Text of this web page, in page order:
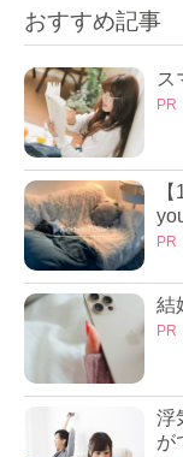
おすすめ記事
ス
PR
PR
結
PR
浮
が